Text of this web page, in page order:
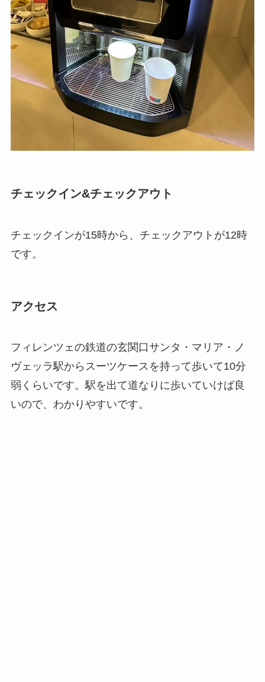
チェックイン&チェックアウト
チェックインが15時から、チェックアウトが12時
です。
アクセス
フィレンツェの鉄道の玄関口サンタ・マリア・ノ
ヴェッラ駅からスーツケースを持って歩いて10分
弱くらいです。駅を出て道なりに歩いていけば良
いので、わかりやすいです。